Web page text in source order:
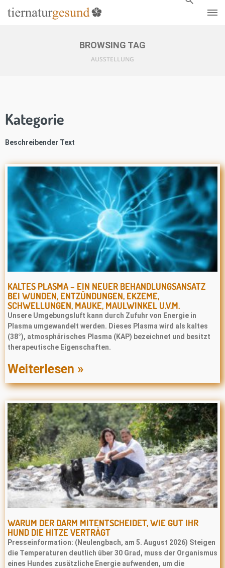
BROWSING TAG
AUSSTELLUNG
Kategorie
Beschreibender Text
KALTES PLASMA – EIN NEUER BEHANDLUNGSANSATZ
BEI WUNDEN, ENTZÜNDUNGEN, EKZEME,
SCHWELLUNGEN, MAUKE, MAULWINKEL U.V.M.
Unsere Umgebungsluft kann durch Zufuhr von Energie in
Plasma umgewandelt werden. Dieses Plasma wird als kaltes
(38°), atmosphärisches Plasma (KAP) bezeichnet und besitzt
therapeutische Eigenschaften.
Weiterlesen »
WARUM DER DARM MITENTSCHEIDET, WIE GUT IHR
HUND DIE HITZE VERTRÄGT
Presseinformation: (Neulengbach, am 5. August 2026) Steigen
die Temperaturen deutlich über 30 Grad, muss der Organismus
eines Hundes zusätzliche Energie aufwenden, um die